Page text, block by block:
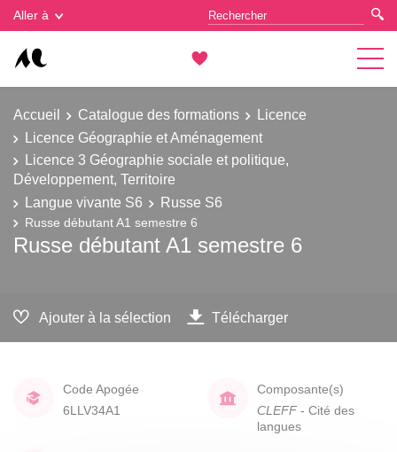
Aller à
Accueil Catalogue des formations
Licence
Licence Géographie et Aménagement
Licence 3 Géographie sociale et politique,
Développement, Territoire
Langue vivante S6
Russe S6
Russe débutant A1 semestre 6
Russe débutant A1 semestre 6
Ajouter à la sélection Télécharger
Code Apogée
6LLV34A1
Composante(s)
CLEFF - Cité des
langues
Gestion des cookies